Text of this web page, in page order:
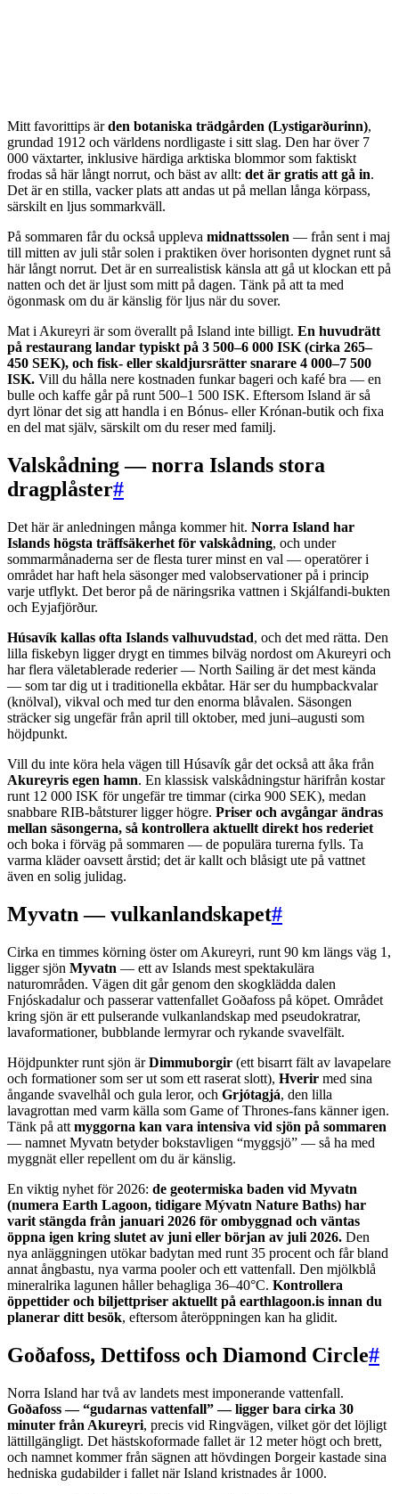
Mitt favorittips ärden botaniska trädgården (Lystigarðurinn),
grundad 1912 och världens nordligaste i sitt slag. Den har över 7
000 växtarter, inklusive härdiga arktiska blommor som faktiskt
frodas så här långt norrut, och bäst av allt: det är gratis att gå in.
Det är en stilla, vacker plats att andas ut på mellan långa körpass,
särskilt en ljus sommarkväll.
På sommaren får du också uppleva midnattssolen — från sent i maj
till mitten av juli står solen i praktiken över horisonten dygnet runt så
här långt norrut. Det är en surrealistisk känsla att gå ut klockan ett på
natten och det är ljust som mitt på dagen. Tänk på att ta med
ögonmask om du är känslig för ljus när du sover.
Mat i Akureyri är som överallt på Island inte billigt. En huvudrätt
på restaurang landar typiskt på 3 500–6 000 ISK (cirka 265–
450 SEK), och fisk- eller skaldjursrätter snarare 4 000–7 500
ISK. Vill du hålla nere kostnaden funkar bageri och kafé bra — en
bulle och kaffe går på runt 500–1 500 ISK. Eftersom Island är så
dyrt lönar det sig att handla i en Bónus- eller Krónan-butik och fixa
en del mat själv, särskilt om du reser med familj.
Valskådning — norra Islands stora
dragplåster#
Det här är anledningen många kommer hit. Norra Island har
Islands högsta träffsäkerhet för valskådning, och under
sommarmånaderna ser de flesta turer minst en val — operatörer i
området har haft hela säsonger med valobservationer på i princip
varje utflykt. Det beror på de näringsrika vattnen i Skjálfandi-bukten
och Eyjafjörður.
Húsavík kallas ofta Islands valhuvudstad, och det med rätta. Den
lilla fiskebyn ligger drygt en timmes bilväg nordost om Akureyri och
har flera väletablerade rederier — North Sailing är det mest kända
— som tar dig ut i traditionella ekbåtar. Här ser du humpbackvalar
(knölval), vikval och med tur den enorma blåvalen. Säsongen
sträcker sig ungefär från april till oktober, med juni–augusti som
höjdpunkt.
Vill du inte köra hela vägen till Húsavík går det också att åka från
Akureyris egen hamn. En klassisk valskådningstur härifrån kostar
runt 12 000 ISK för ungefär tre timmar (cirka 900 SEK), medan
snabbare RIB-båtsturer ligger högre. Priser och avgångar ändras
mellan säsongerna, så kontrollera aktuellt direkt hos rederiet
och boka i förväg på sommaren — de populära turerna fylls. Ta
varma kläder oavsett årstid; det är kallt och blåsigt ute på vattnet
även en solig julidag.
Myvatn — vulkanlandskapet#
Cirka en timmes körning öster om Akureyri, runt 90 km längs väg 1,
ligger sjön Myvatn — ett av Islands mest spektakulära
naturområden. Vägen dit går genom den skogklädda dalen
Fnjóskadalur och passerar vattenfallet Goðafoss på köpet. Området
kring sjön är ett pulserande vulkanlandskap med pseudokratrar,
lavaformationer, bubblande lermyrar och rykande svavelfält.
Höjdpunkter runt sjön ärDimmuborgir (ett bisarrt fält av lavapelare
och formationer som ser ut som ett raserat slott), Hverir med sina
ångande svavelhål och gula leror, och Grjótagjá, den lilla
lavagrottan med varm källa som Game of Thrones-fans känner igen.
Tänk på att myggorna kan vara intensiva vid sjön på sommaren
— namnet Myvatn betyder bokstavligen “myggsjö” — så ha med
myggnät eller repellent om du är känslig.
En viktig nyhet för 2026: de geotermiska baden vid Myvatn
(numera Earth Lagoon, tidigare Mývatn Nature Baths) har
varit stängda från januari 2026 för ombyggnad och väntas
öppna igen kring slutet av juni eller början av juli 2026. Den
nya anläggningen utökar badytan med runt 35 procent och får bland
annat ångbastu, nya varma pooler och ett vattenfall. Den mjölkblå
mineralrika lagunen håller behagliga 36–40°C. Kontrollera
öppettider och biljettpriser aktuellt på earthlagoon.is innan du
planerar ditt besök, eftersom återöppningen kan ha glidit.
Goðafoss, Dettifoss och Diamond Circle#
Norra Island har två av landets mest imponerande vattenfall.
Goðafoss — “gudarnas vattenfall” — ligger bara cirka 30
minuter från Akureyri, precis vid Ringvägen, vilket gör det löjligt
lättillgängligt. Det hästskoformade fallet är 12 meter högt och brett,
och namnet kommer från sägnen att hövdingen Þorgeir kastade sina
hedniska gudabilder i fallet när Island kristnades år 1000.